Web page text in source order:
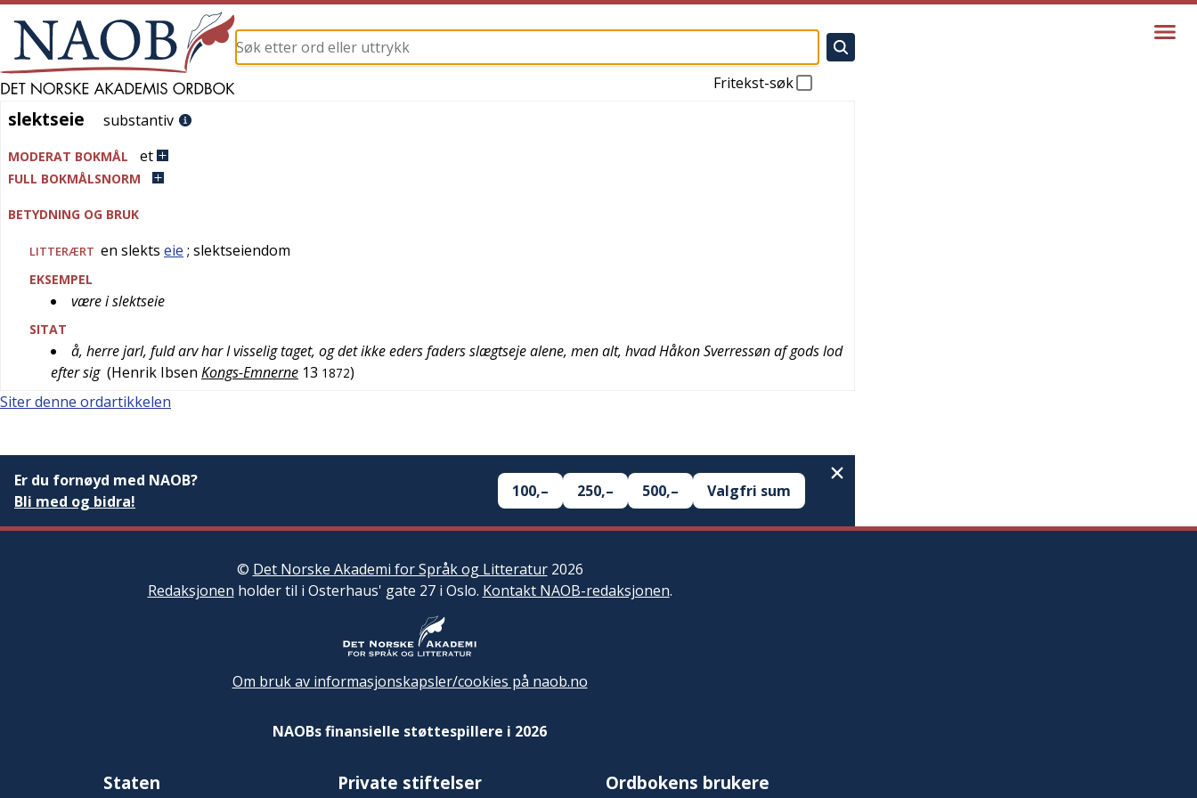
Fritekst-søk
slektseie
slektseie substantiv
MODERAT BOKMÅL et
FULL BOKMÅLSNORM
BETYDNING OG BRUK
LITTERÆRT en slekts eie ; slektseiendom
EKSEMPEL
være i slektseie
SITAT
å, herre jarl, fuld arv har I visselig taget, og det ikke eders faders slægtseje alene, men alt, hvad Håkon Sverressøn af gods lod
efter sig (Henrik Ibsen Kongs-Emnerne 13 1872)
Siter denne ordartikkelen
Er du fornøyd med NAOB?
Bli med og bidra!
100,– 250,– 500,– Valgfri sum
© Det Norske Akademi for Språk og Litteratur2026
Redaksjonen holder til i Osterhaus' gate 27 i Oslo. Kontakt NAOB-redaksjonen.
Om bruk av informasjonskapsler/cookies på naob.no
NAOBs finansielle støttespillere i 2026
Staten Private stiftelser Ordbokens brukere